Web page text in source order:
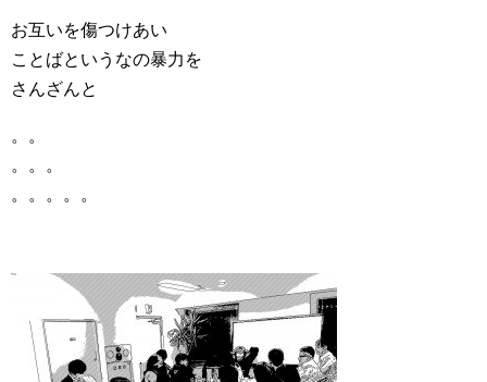
お互いを傷つけあい
ことばというなの暴力を
さんざんと
。。
。。。
。。。。。